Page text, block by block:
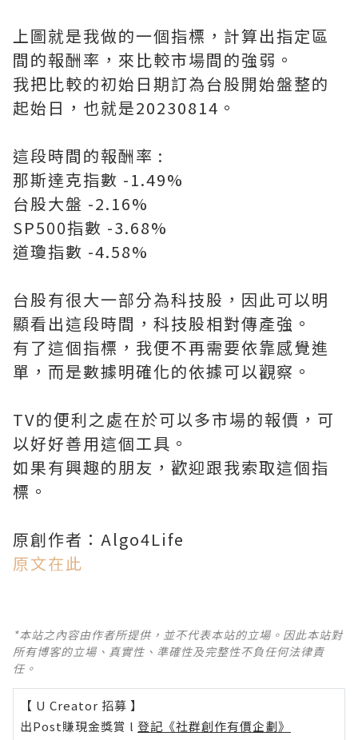
上圖就是我做的一個指標，計算出指定區
間的報酬率，來比較市場間的強弱。
我把比較的初始日期訂為台股開始盤整的
起始日，也就是20230814。
這段時間的報酬率 :
那斯達克指數 -1.49%
台股大盤 -2.16%
SP500指數 -3.68%
道瓊指數 -4.58%
台股有很大一部分為科技股，因此可以明
顯看出這段時間，科技股相對傳產強。
有了這個指標，我便不再需要依靠感覺進
單，而是數據明確化的依據可以觀察。
TV的便利之處在於可以多市場的報價，可
以好好善用這個工具。
如果有興趣的朋友，歡迎跟我索取這個指
標。
原創作者：Algo4Life
原文在此
*本站之內容由作者所提供，並不代表本站的立場。因此本站對
所有博客的立場、真實性、準確性及完整性不負任何法律責
任。
【 U Creator 招募 】
出Post賺現金獎賞 l 登記《社群創作有價企劃》